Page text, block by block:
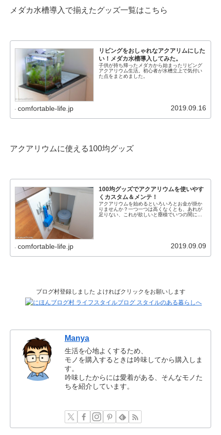
メダカ水槽導入で揃えたグッズ一覧はこちら
リビングをおしゃれなアクアリムにした
い！メダカ水槽導入してみた。
子供が持ち帰ったメダカから始まったリビング
アクアリウム生活。初心者が水槽立上で気付い
た点をまとめました。
comfortable-life.jp 2019.09.16
アクアリウムに使える100均グッズ
100均グッズでアクアリウムを使いやす
くカスタム＆メンテ！
アクアリウムを始めるといろいろとお金が掛か
りませんか？一つ一つは高くなくとも、あれが
足りない、これが欲しいと塵積でいつの間にか
comfortable-life.jp 2019.09.09
ブログ村登録しました よければクリックをお願いします
Manya
生活を心地よくするため、
モノを購入するときは吟味してから購入しま
す。
吟味したからには愛着がある、そんなモノた
ちを紹介しています。